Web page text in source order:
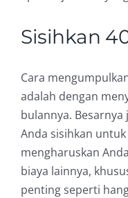
Sisihkan
Cara
adalah dengan
bulannya.
Anda sisihkan
mengharuskan
biaya lainnya,
penting seperti